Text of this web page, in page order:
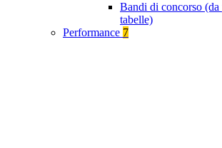
Bandi di concorso
tabelle)
Performance 7